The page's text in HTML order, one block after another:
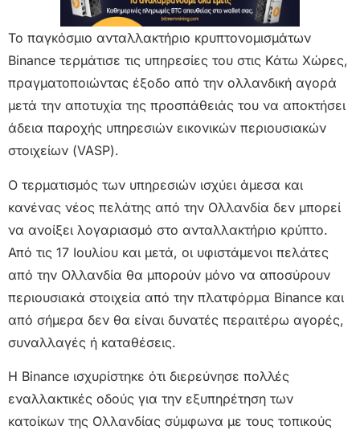
Το παγκόσμιο ανταλλακτήριο κρυπτονομισμάτων
Binance τερμάτισε τις υπηρεσίες του στις Κάτω Χώρες,
πραγματοποιώντας έξοδο από την ολλανδική αγορά
μετά την αποτυχία της προσπάθειάς του να αποκτήσει
άδεια παροχής υπηρεσιών εικονικών περιουσιακών
στοιχείων (VASP).
Ο τερματισμός των υπηρεσιών ισχύει άμεσα και
κανένας νέος πελάτης από την Ολλανδία δεν μπορεί
να ανοίξει λογαριασμό στο ανταλλακτήριο κρύπτο.
Από τις 17 Ιουλίου και μετά, οι υφιστάμενοι πελάτες
από την Ολλανδία θα μπορούν μόνο να αποσύρουν
περιουσιακά στοιχεία από την πλατφόρμα Binance και
από σήμερα δεν θα είναι δυνατές περαιτέρω αγορές,
συναλλαγές ή καταθέσεις.
Η Binance ισχυρίστηκε ότι διερεύνησε πολλές
εναλλακτικές οδούς για την εξυπηρέτηση των
κατοίκων της Ολλανδίας σύμφωνα με τους τοπικούς